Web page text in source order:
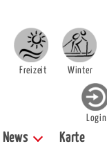
Freizeit Winter
Login
News Karte